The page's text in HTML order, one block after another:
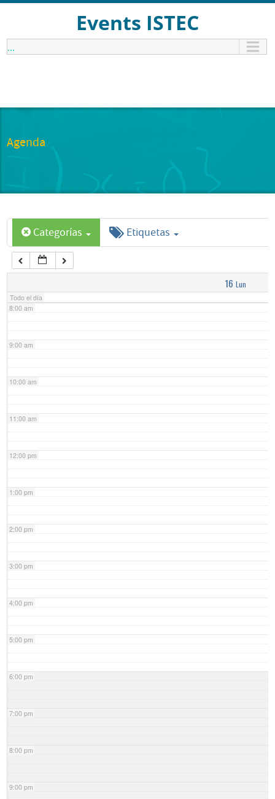
Events ISTEC
...
Agenda
Categorías Etiquetas
16 Lun
Todo el día
1:00 am
6:00 am
7:00 am
8:00 am
9:00 am
10:00 am
11:00 am
12:00 pm
1:00 pm
2:00 pm
3:00 pm
4:00 pm
5:00 pm
6:00 pm
7:00 pm
8:00 pm
9:00 pm